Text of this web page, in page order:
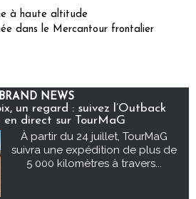
à haute altitude
dans le Mercantour frontalier
BRAND NEWS
un regard : suivez l’Outback
en direct sur TourMaG
À partir du 24 juillet, TourMaG
suivra une expédition de plus de
5 000 kilomètres à travers...